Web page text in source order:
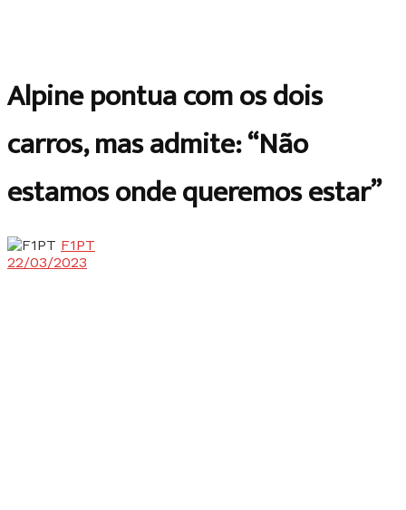
Alpine pontua com os dois
carros, mas admite: “Não
estamos onde queremos estar”
F1PT
22/03/2023